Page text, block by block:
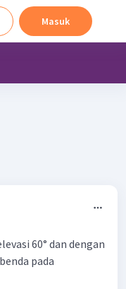
Masuk
60° dan dengan
pada